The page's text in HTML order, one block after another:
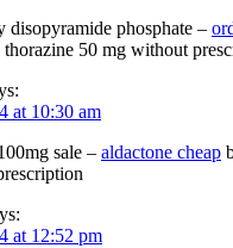
disopyramide phosphate –
thorazine 50 mg without
at 10:30 am
sale – aldactone cheap
at 12:52 pm